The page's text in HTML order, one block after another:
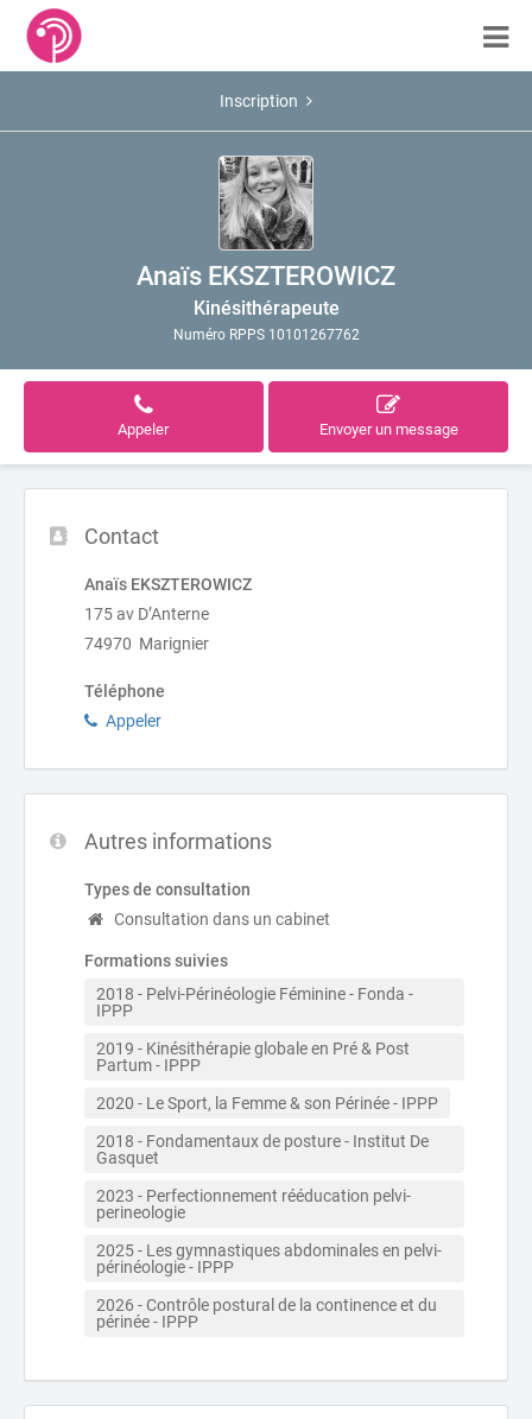
Inscription
Anaïs EKSZTEROWICZ
Kinésithérapeute
Numéro RPPS 10101267762
Appeler Envoyer un message
Contact
Anaïs EKSZTEROWICZ
175 av D’Anterne
74970 Marignier
Téléphone
Appeler
Autres informations
Types de consultation
Consultation dans un cabinet
Formations suivies
2018 - Pelvi-Périnéologie Féminine - Fonda -
IPPP
2019 - Kinésithérapie globale en Pré & Post
Partum - IPPP
2020 - Le Sport, la Femme & son Périnée - IPPP
2018 - Fondamentaux de posture - Institut De
Gasquet
2023 - Perfectionnement rééducation pelvi-
perineologie
2025 - Les gymnastiques abdominales en pelvi-
périnéologie - IPPP
2026 - Contrôle postural de la continence et du
périnée - IPPP